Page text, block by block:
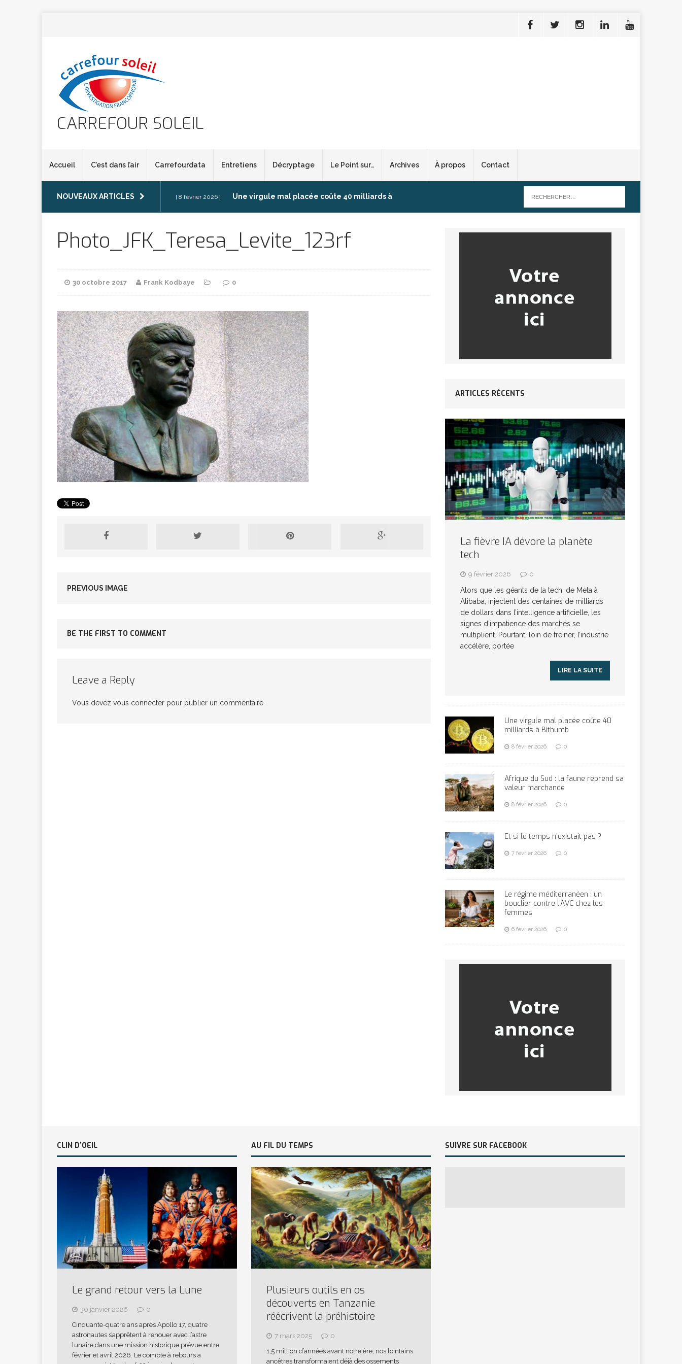
CARREFOUR SOLEIL
Accueil C’est dans l’air Carrefourdata Entretiens Décryptage Le Point sur… Archives À propos Contact
NOUVEAUX ARTICLES [ 8 février 2026 ] Une virgule mal placée coûte 40 milliards à
[ 7 février 2026 ] Et si le temps n’existait pas ?
[ 6 février 2026 ] Le régime méditerranéen : un bouclier contre
l’AVC chez les femmes ARTICLES RÉÇENTS
[ 5 février 2026 ] Énergie solaire : l’Afrique passe de la pénurie à
l’ambition ARTICLES RÉÇENTS
[ 2 février 2026 ] Washington refuse de payer et met l’ONU en péril
congolaise, sous protection militaire
Photo_JFK_Teresa_Levite_123rf
30 octobre 2017 Frank Kodbaye 0
PREVIOUS IMAGE
BE THE FIRST TO COMMENT
Leave a Reply
Vous devez vous connecter pour publier un commentaire.
ARTICLES RÉCENTS
La fièvre IA dévore la planète
tech
9 février 2026 0
Alors que les géants de la tech, de Meta à
Alibaba, injectent des centaines de milliards
de dollars dans l’intelligence artificielle, les
signes d’impatience des marchés se
multiplient. Pourtant, loin de freiner, l’industrie
accélère, portée
LIRE LA SUITE
Une virgule mal placée coûte 40
milliards à Bithumb
8 février 2026 0
Afrique du Sud : la faune reprend sa
valeur marchande
8 février 2026 0
Et si le temps n’existait pas ?
7 février 2026 0
Le régime méditerranéen : un
bouclier contre l’AVC chez les
femmes
6 février 2026 0
CLIN D’OEIL
Le grand retour vers la Lune
30 janvier 2026
0
Cinquante-quatre ans après Apollo 17, quatre
astronautes s’apprêtent à renouer avec l’astre
lunaire dans une mission historique prévue entre
février et avril 2026. Le compte à rebours a
AU FIL DU TEMPS
Plusieurs outils en os
découverts en Tanzanie
réécrivent la préhistoire
7 mars 2025
0
1,5 million d’années avant notre ère, nos lointains
ancêtres transformaient déjà des ossements
SUIVRE SUR FACEBOOK